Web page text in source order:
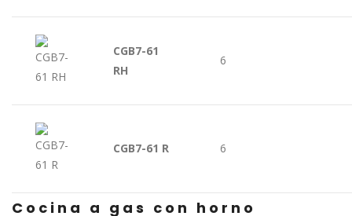
CGB7-61
RH
6
CGB7-61 R 6
Cocina a gas con horno